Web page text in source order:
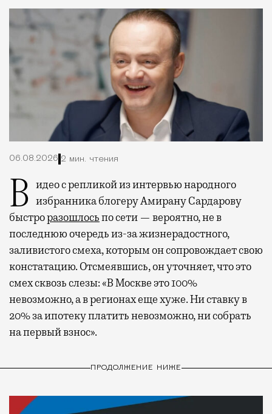
06.08.2026 2 мин. чтения
Видео с репликой из интервью народного избранника блогеру Амирану Сардарову
быстроразошлосьпо сети — вероятно, не в
последнюю очередь из-за жизнерадостного,
заливистого смеха, которым он сопровождает свою
констатацию. Отсмеявшись, он уточняет, что это
смех сквозь слезы: «В Москве это 100%
невозможно, а в регионах еще хуже. Ни ставку в
20% за ипотеку платить невозможно, ни собрать
на первый взнос».
ПРОДОЛЖЕНИЕ НИЖЕ